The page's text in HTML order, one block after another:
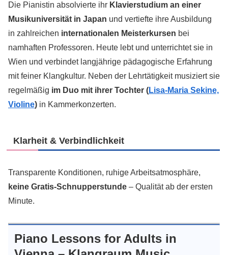
Die Pianistin absolvierte ihr Klavierstudium an einer
Musikuniversität in Japan und vertiefte ihre Ausbildung
in zahlreichen internationalen Meisterkursen bei
namhaften Professoren. Heute lebt und unterrichtet sie in
Wien und verbindet langjährige pädagogische Erfahrung
mit feiner Klangkultur. Neben der Lehrtätigkeit musiziert sie
regelmäßig im Duo mit ihrer Tochter (Lisa-Maria Sekine,
Violine) in Kammerkonzerten.
Klarheit & Verbindlichkeit
Transparente Konditionen, ruhige Arbeitsatmosphäre,
keine Gratis-Schnupperstunde – Qualität ab der ersten
Minute.
Piano Lessons for Adults in